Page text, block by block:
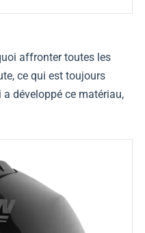
affronter toutes les
ce qui est toujours
développé ce matériau,